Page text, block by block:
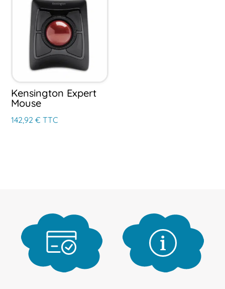
Kensington Expert
Mouse
142,92€ TTC